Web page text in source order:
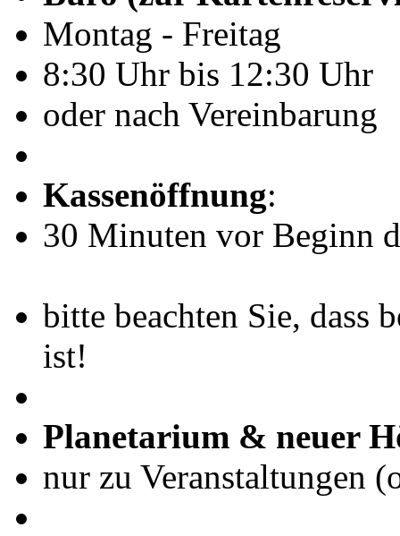
Montag - Freitag
8:30 Uhr bis 12:30 Uhr
oder nach Vereinbarung
Kassenöffnung:
30 Minuten vor Beginn
bitte beachten Sie, dass
ist!
Planetarium & neuer
nur zu Veranstaltungen